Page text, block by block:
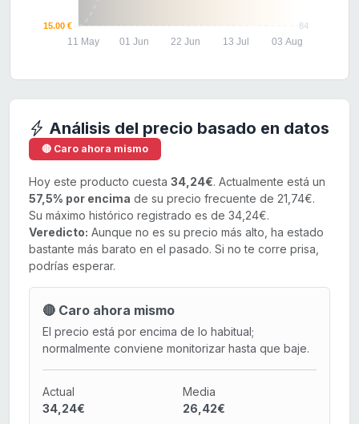
84
15.00 €
11 May 01 Jun 22 Jun 13 Jul 03 Aug
Análisis del precio basado en datos
🔴 Caro ahora mismo
Hoy este producto cuesta 34,24€. Actualmente está un
57,5% por encima de su precio frecuente de 21,74€.
Su máximo histórico registrado es de 34,24€.
Veredicto: Aunque no es su precio más alto, ha estado
bastante más barato en el pasado. Si no te corre prisa,
podrías esperar.
🔴 Caro ahora mismo
El precio está por encima de lo habitual;
normalmente conviene monitorizar hasta que baje.
Actual
34,24€
Media
26,42€